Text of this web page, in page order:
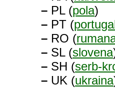
– PL (pola)
– PT (
– RO (
– SL (slovena
– SH (serb-
– UK (ukraina